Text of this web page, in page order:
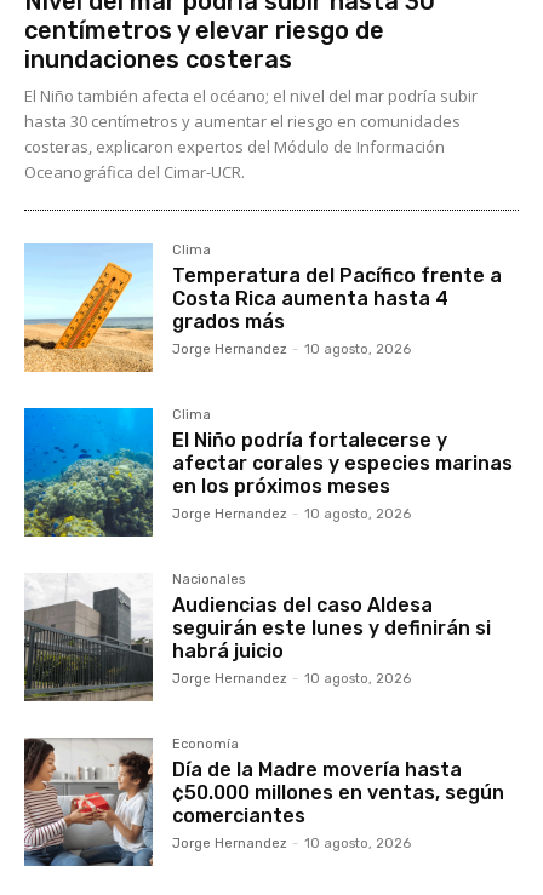
centímetros y elevar riesgo de
inundaciones costeras
El Niño también afecta el océano; el nivel del mar podría subir
hasta 30 centímetros y aumentar el riesgo en comunidades
costeras, explicaron expertos del Módulo de Información
Oceanográfica del Cimar-UCR.
Clima
Temperatura del Pacífico frente a
Costa Rica aumenta hasta 4
grados más
Jorge Hernandez - 10 agosto, 2026
Clima
El Niño podría fortalecerse y
afectar corales y especies marinas
en los próximos meses
Jorge Hernandez - 10 agosto, 2026
Nacionales
Audiencias del caso Aldesa
seguirán este lunes y definirán si
habrá juicio
Jorge Hernandez - 10 agosto, 2026
Economía
Día de la Madre movería hasta
¢50.000 millones en ventas, según
comerciantes
Jorge Hernandez - 10 agosto, 2026